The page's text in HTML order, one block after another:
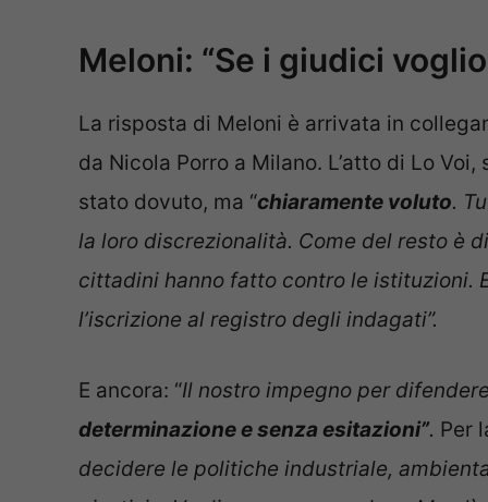
Meloni: “Se i giudici
La risposta di Meloni è arrivata in
da Nicola Porro a Milano. L’atto di Lo
stato dovuto, ma “chiaramente voluto.
la loro discrezionalità. Come del resto è
cittadini hanno fatto contro le istituzioni.
l’iscrizione al registro degli indagati”.
E ancora: “Il nostro impegno per
determinazione e senza esitazioni”. Per
decidere le politiche industriale,